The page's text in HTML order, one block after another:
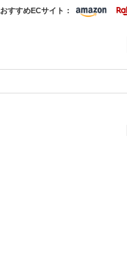
おすすめECサイト：